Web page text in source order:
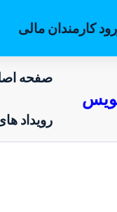
کارمندان مالی
صفحه
رویداد